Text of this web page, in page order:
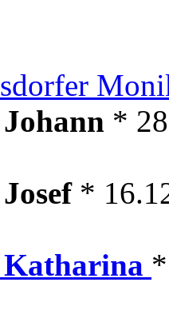
*
*